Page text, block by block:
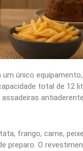
único
total de 12
frango, carne,
preparo. O